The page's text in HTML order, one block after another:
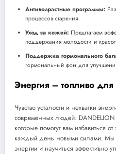
Антивозрастные программы:
процессов старения.
Уход за кожей: Предлагаем
поддержания молодости и
Поддержка гормонального
гормональный фон для
Энергия – топливо
Чувство усталости и нехватки
современных людей.
которые помогут вам избавиться
каждый день новыми силами. Мы
энергии и научиться эффективно